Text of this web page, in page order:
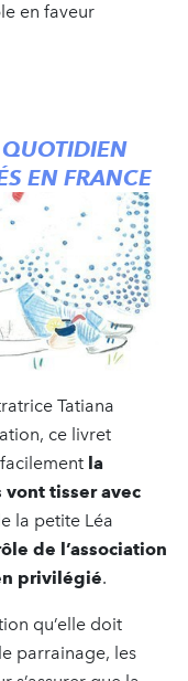
en faveur
QUOTIDIEN
EN FRANCE
Tatiana
ce livret
la
tisser avec
la petite Léa
de l’association
privilégié.
qu’elle doit
parrainage, les